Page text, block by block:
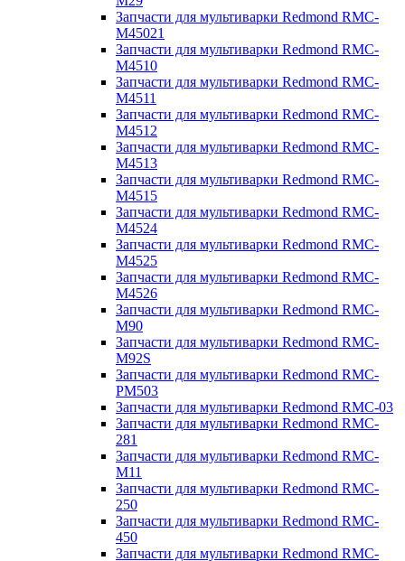
Запчасти для мультиварки Redmond RMC-
M45021
Запчасти для мультиварки Redmond RMC-
M4510
Запчасти для мультиварки Redmond RMC-
M4511
Запчасти для мультиварки Redmond RMC-
M4512
Запчасти для мультиварки Redmond RMC-
M4513
Запчасти для мультиварки Redmond RMC-
M4515
Запчасти для мультиварки Redmond RMC-
M4524
Запчасти для мультиварки Redmond RMC-
M4525
Запчасти для мультиварки Redmond RMC-
M4526
Запчасти для мультиварки Redmond RMC-
M90
Запчасти для мультиварки Redmond RMC-
M92S
Запчасти для мультиварки Redmond RMC-
PM503
Запчасти для мультиварки Redmond RMC-03
Запчасти для мультиварки Redmond RMC-
281
Запчасти для мультиварки Redmond RMC-
M11
Запчасти для мультиварки Redmond RMC-
250
Запчасти для мультиварки Redmond RMC-
450
Запчасти для мультиварки Redmond RMC-